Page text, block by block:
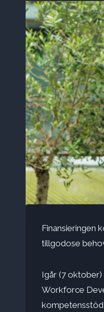
Finansieringen
tillgodose
Igår (7
Workforce